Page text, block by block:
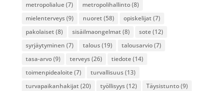
metropolialue(7) metropolihallinto(8)
mielenterveys(9) nuoret (58) opiskelijat (7)
pakolaiset (8) sisäilmaongelmat (8) sote(12)
syrjäytyminen (7) talous(19) talousarvio(7)
tasa-arvo(9) terveys(26) tiedote(14)
toimenpidealoite(7) turvallisuus(13)
turvapaikanhakijat (20) työllisyys(12) Täysistunto(9)